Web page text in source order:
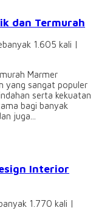
dan Termurah
1.605 kali |
Marmer
yang sangat populer
serta kekuatan
bagi banyak
juga...
Interior
1.770 kali |